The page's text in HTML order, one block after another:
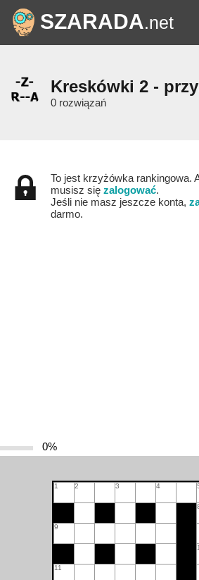
SZARADA.net
Kreskówki 2 -
0 rozwiązań
To jest krzyżówka rankingowa.
musisz się zalogować.
Jeśli nie masz jeszcze konta,
darmo.
0%
1 2 3 4
9
11